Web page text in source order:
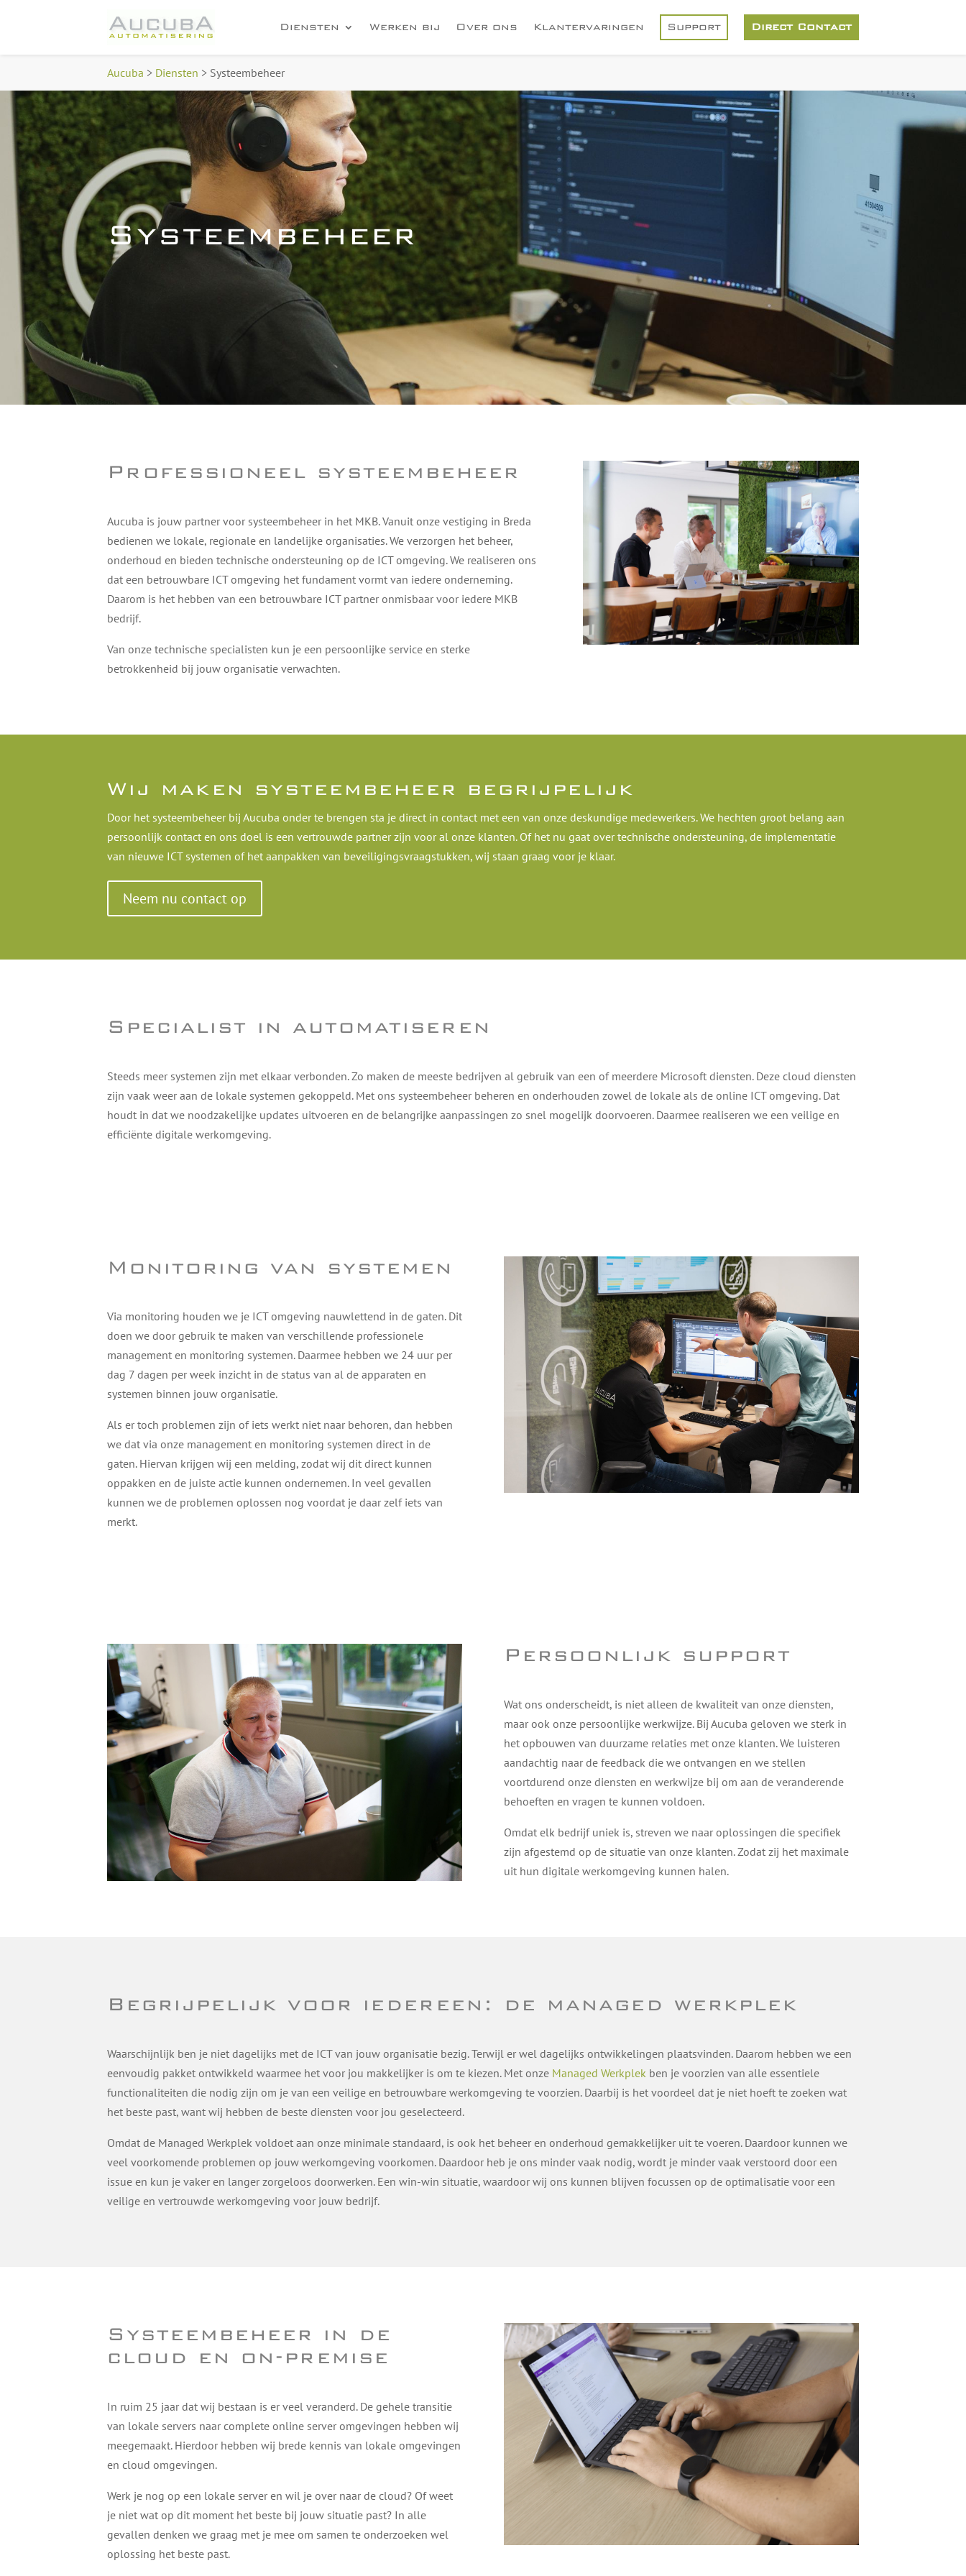
Diensten Werken bij Over ons Klantervaringen Support Direct Contact
Aucuba > Diensten > Systeembeheer
Systeembeheer
Professioneel systeembeheer
Aucuba is jouw partner voor systeembeheer in het MKB. Vanuit onze vestiging in Breda
bedienen we lokale, regionale en landelijke organisaties. We verzorgen het beheer,
onderhoud en bieden technische ondersteuning op de ICT omgeving. We realiseren ons
dat een betrouwbare ICT omgeving het fundament vormt van iedere onderneming.
Daarom is het hebben van een betrouwbare ICT partner onmisbaar voor iedere MKB
bedrijf.
Van onze technische specialisten kun je een persoonlijke service en sterke
betrokkenheid bij jouw organisatie verwachten.
Wij maken systeembeheer begrijpelijk
Door het systeembeheer bij Aucuba onder te brengen sta je direct in contact met een van onze deskundige medewerkers. We hechten groot belang aan
persoonlijk contact en ons doel is een vertrouwde partner zijn voor al onze klanten. Of het nu gaat over technische ondersteuning, de implementatie
van nieuwe ICT systemen of het aanpakken van beveiligingsvraagstukken, wij staan graag voor je klaar.
Neem nu contact op
Specialist in automatiseren
Steeds meer systemen zijn met elkaar verbonden. Zo maken de meeste bedrijven al gebruik van een of meerdere Microsoft diensten. Deze cloud diensten
zijn vaak weer aan de lokale systemen gekoppeld. Met ons systeembeheer beheren en onderhouden zowel de lokale als de online ICT omgeving. Dat
houdt in dat we noodzakelijke updates uitvoeren en de belangrijke aanpassingen zo snel mogelijk doorvoeren. Daarmee realiseren we een veilige en
efficiënte digitale werkomgeving.
Monitoring van systemen
Via monitoring houden we je ICT omgeving nauwlettend in de gaten. Dit
doen we door gebruik te maken van verschillende professionele
management en monitoring systemen. Daarmee hebben we 24 uur per
dag 7 dagen per week inzicht in de status van al de apparaten en
systemen binnen jouw organisatie.
Als er toch problemen zijn of iets werkt niet naar behoren, dan hebben
we dat via onze management en monitoring systemen direct in de
gaten. Hiervan krijgen wij een melding, zodat wij dit direct kunnen
oppakken en de juiste actie kunnen ondernemen. In veel gevallen
kunnen we de problemen oplossen nog voordat je daar zelf iets van
merkt.
Persoonlijk support
Wat ons onderscheidt, is niet alleen de kwaliteit van onze diensten,
maar ook onze persoonlijke werkwijze. Bij Aucuba geloven we sterk in
het opbouwen van duurzame relaties met onze klanten.We luisteren
aandachtig naar de feedback die we ontvangen en we stellen
voortdurend onze diensten en werkwijze bij om aan de veranderende
behoeften en vragen te kunnen voldoen.
Omdat elk bedrijf uniek is, streven we naar oplossingen die specifiek
zijn afgestemd op de situatie van onze klanten. Zodat zij het maximale
uit hun digitale werkomgeving kunnen halen.
Begrijpelijk voor iedereen: de managed werkplek
Waarschijnlijk ben je niet dagelijks met de ICT van jouw organisatie bezig. Terwijl er wel dagelijks ontwikkelingen plaatsvinden. Daarom hebben we een
eenvoudig pakket ontwikkeld waarmee het voor jou makkelijker is om te kiezen. Met onze Managed Werkplek ben je voorzien van alle essentiele
functionaliteiten die nodig zijn om je van een veilige en betrouwbare werkomgeving te voorzien. Daarbij is het voordeel dat je niet hoeft te zoeken wat
het beste past, want wij hebben de beste diensten voor jou geselecteerd.
Omdat de Managed Werkplek voldoet aan onze minimale standaard, is ook het beheer en onderhoud gemakkelijker uit te voeren. Daardoor kunnen we
veel voorkomende problemen op jouw werkomgeving voorkomen. Daardoor heb je ons minder vaak nodig, wordt je minder vaak verstoord door een
issue en kun je vaker en langer zorgeloos doorwerken. Een win-win situatie, waardoor wij ons kunnen blijven focussen op de optimalisatie voor een
veilige en vertrouwde werkomgeving voor jouw bedrijf.
Systeembeheer in de
cloud en on-premise
In ruim 25 jaar dat wij bestaan is er veel veranderd. De gehele transitie
van lokale servers naar complete online server omgevingen hebben wij
meegemaakt. Hierdoor hebben wij brede kennis van lokale omgevingen
en cloud omgevingen.
Werk je nog op een lokale server en wil je over naar de cloud? Of weet
je niet wat op dit moment het beste bij jouw situatie past? In alle
gevallen denken we graag met je mee om samen te onderzoeken wel
oplossing het beste past.